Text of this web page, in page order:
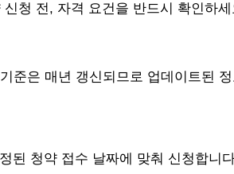
신청 전, 자격 요건을 반드시 확인하
준은 매년 갱신되므로 업데이트된
된 청약 접수 날짜에 맞춰 신청합니